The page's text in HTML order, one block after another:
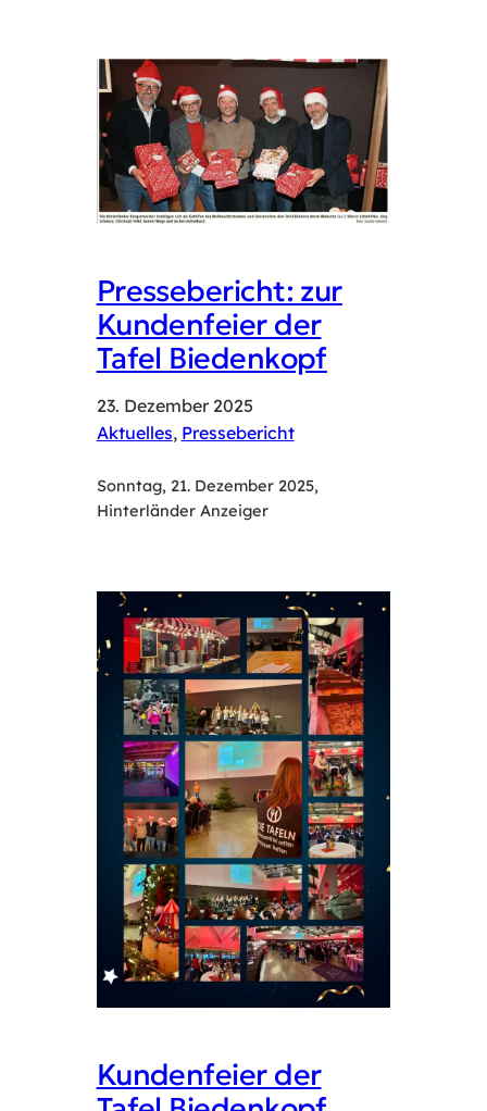
Pressebericht: zur
Kundenfeier der
Tafel Biedenkopf
23. Dezember 2025
Aktuelles, Pressebericht
Sonntag, 21. Dezember 2025,
Hinterländer Anzeiger
Kundenfeier der